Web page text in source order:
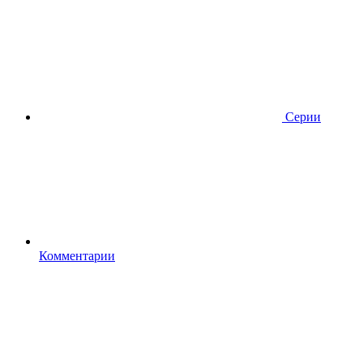
Серии
Комментарии